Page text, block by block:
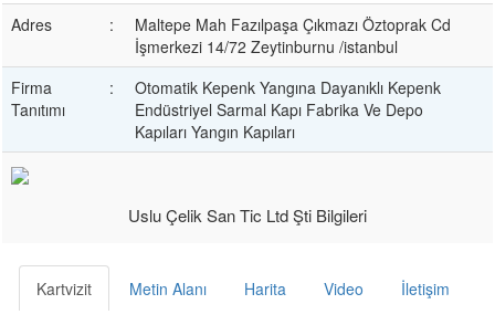
Adres
:
Maltepe Mah Fazılpaşa Çıkmazı Öztoprak Cd
İşmerkezi 14/72 Zeytinburnu /istanbul
Firma
Tanıtımı
:
Otomatik Kepenk Yangına Dayanıklı Kepenk
Endüstriyel Sarmal Kapı Fabrika Ve Depo
Kapıları Yangın Kapıları
Uslu Çelik San Tic Ltd Şti Bilgileri
Kartvizit Metin Alanı Harita Video İletişim